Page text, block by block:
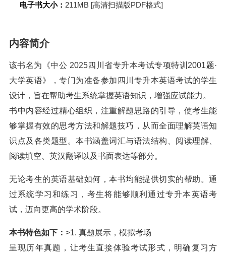
电子书大小： 211MB [高清扫描版PDF格式]
内容简介
该书名为《中公 2025四川省专升本考试专项特训2001题·
大学英语》，专门为准备参加四川专升本英语考试的学生
设计，旨在帮助考生系统掌握英语知识，增强应试能力。
书中内容经过精心组织，注重解题思路的引导，使考生能
够掌握有效的思考方法和解题技巧，从而全面理解英语知
识点及各类题型。本书涵盖词汇与语法结构、阅读理解、
阅读填空、英汉翻译以及书面表达等部分。
无论考生的英语基础如何，本书均能提供切实的帮助。通
过系统学习和练习，考生将能够顺利通过专升本英语考
试，迈向更高的学术阶段。
本书特色如下： >1. 真题展示，模拟考场
呈现历年真题，让考生直接体验考试形式，明确复习方